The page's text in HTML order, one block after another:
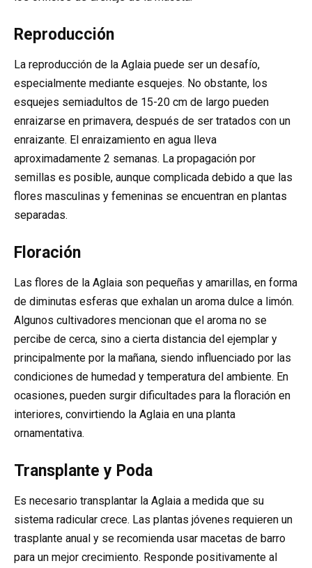
Reproducción
La reproducción de la Aglaia puede ser un desafío,
especialmente mediante esquejes. No obstante, los
esquejes semiadultos de 15-20 cm de largo pueden
enraizarse en primavera, después de ser tratados con un
enraizante. El enraizamiento en agua lleva
aproximadamente 2 semanas. La propagación por
semillas es posible, aunque complicada debido a que las
flores masculinas y femeninas se encuentran en plantas
separadas.
Floración
Las flores de la Aglaia son pequeñas y amarillas, en forma
de diminutas esferas que exhalan un aroma dulce a limón.
Algunos cultivadores mencionan que el aroma no se
percibe de cerca, sino a cierta distancia del ejemplar y
principalmente por la mañana, siendo influenciado por las
condiciones de humedad y temperatura del ambiente. En
ocasiones, pueden surgir dificultades para la floración en
interiores, convirtiendo la Aglaia en una planta
ornamentativa.
Transplante y Poda
Es necesario transplantar la Aglaia a medida que su
sistema radicular crece. Las plantas jóvenes requieren un
trasplante anual y se recomienda usar macetas de barro
para un mejor crecimiento. Responde positivamente al